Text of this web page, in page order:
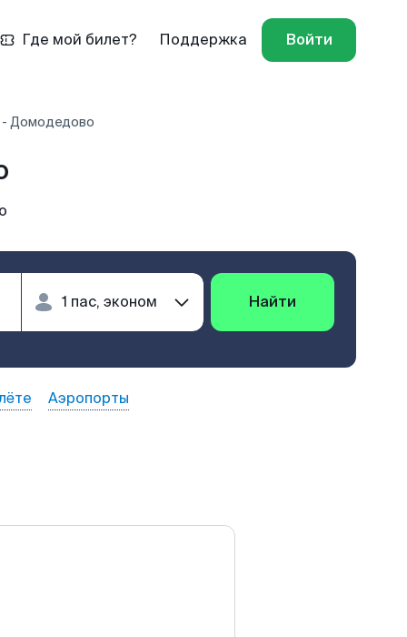
Где мой билет? Поддержка Войти
- Домодедово
Найти
Аэропорты